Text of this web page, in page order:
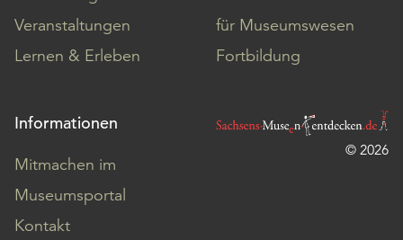
Veranstaltungen
Lernen & Erleben
für Museumswesen
Fortbildung
Informationen
Mitmachen im
Museumsportal
Kontakt
© 2026